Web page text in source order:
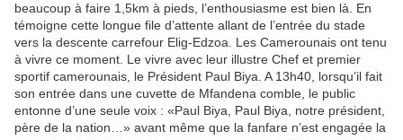
beaucoup à faire 1,5km à pieds, l’enthousiasme est bien là. En
témoigne cette longue file d’attente allant de l’entrée du stade
vers la descente carrefour Elig-Edzoa. Les Camerounais ont tenu
à vivre ce moment. Le vivre avec leur illustre Chef et premier
sportif camerounais, le Président Paul Biya. A 13h40, lorsqu’il fait
son entrée dans une cuvette de Mfandena comble, le public
entonne d’une seule voix : «Paul Biya, Paul Biya, notre président,
père de la nation…» avant même que la fanfare n’est engagée la